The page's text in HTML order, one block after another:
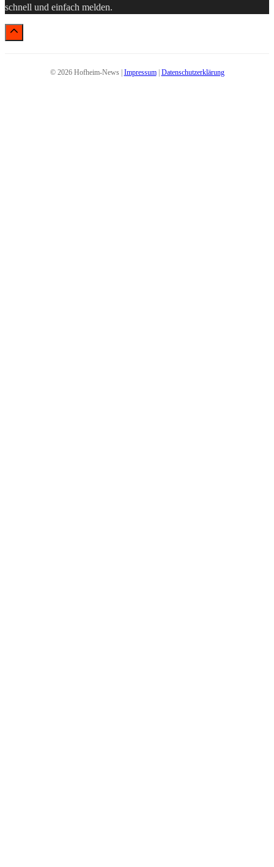
schnell und einfach melden.
© 2026 Hofheim-News | Impressum| Datenschutzerklärung